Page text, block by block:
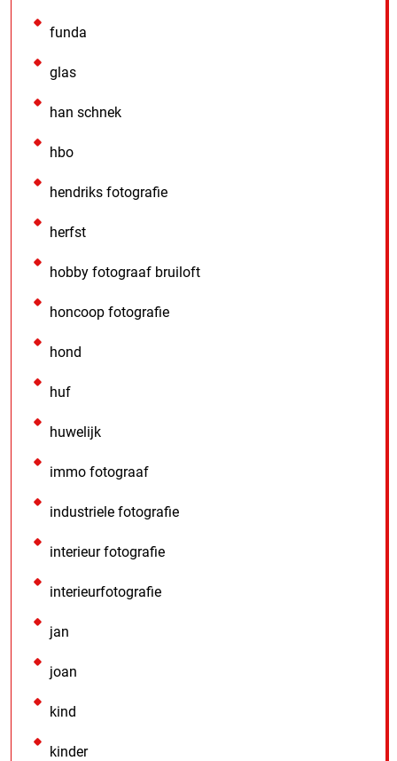
funda
glas
han schnek
hbo
hendriks fotografie
herfst
hobby fotograaf bruiloft
honcoop fotografie
hond
huf
huwelijk
immo fotograaf
industriele fotografie
interieur fotografie
interieurfotografie
jan
joan
kind
kinder